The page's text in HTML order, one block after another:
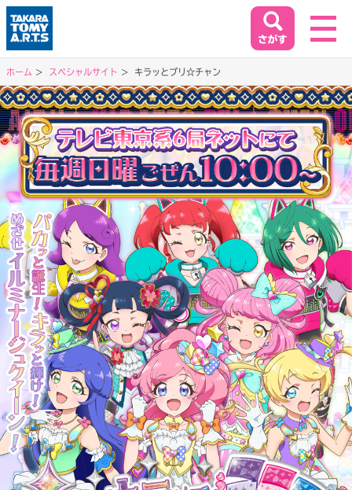
ホーム
HOME
商品情報
PRODUCT
イベント&キャンペーン
EVENT&CAMPAIGN
お客様相談室
SUPPORT
会社情報 採用情報
プレスリリース よくあるご質問
閉じる
ホーム スペシャルサイト キラッとプリ☆チャン